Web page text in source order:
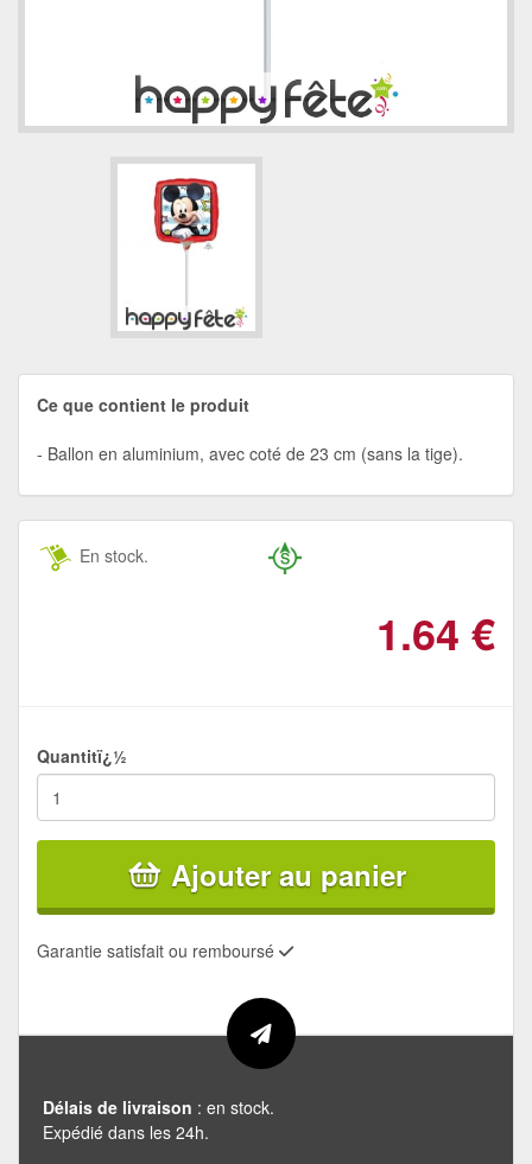
Ce que contient le produit
Ballon en aluminium, avec coté de 23 cm (sans la tige).
En stock.
1.64 €
Quantitï¿½
Ajouter au panier
Garantie satisfait ou remboursé
Délais de livraison : en stock.
Expédié dans les 24h.